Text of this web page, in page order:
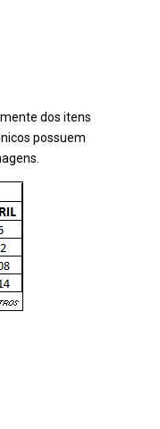
dos itens
possuem